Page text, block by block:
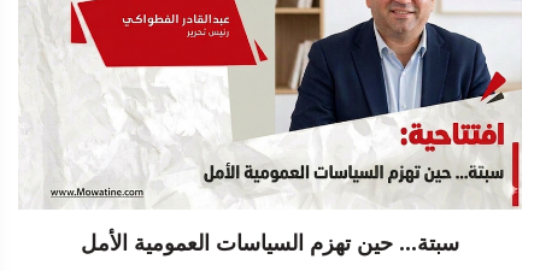
سبتة... حين تهزم السياسات العمومية الأمل